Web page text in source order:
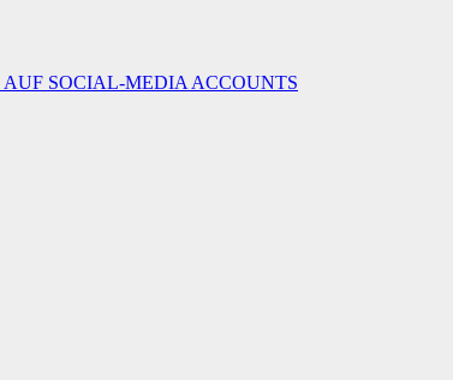
AUF SOCIAL-MEDIA ACCOUNTS